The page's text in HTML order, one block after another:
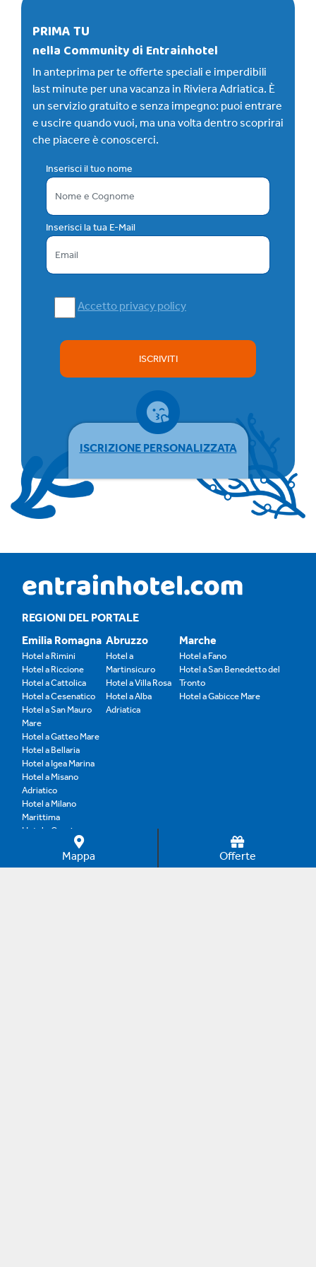
PRIMA TU
nella Community di Entrainhotel
In anteprima per te offerte speciali e imperdibili
last minute per una vacanza in Riviera Adriatica. È
un servizio gratuito e senza impegno: puoi entrare
e uscire quando vuoi, ma una volta dentro scoprirai
che piacere è conoscerci.
Inserisci il tuo nome
Inserisci la tua E-Mail
Accetto privacy policy
ISCRIVITI
ISCRIZIONE PERSONALIZZATA
REGIONI DEL PORTALE
Emilia Romagna
Hotel a Rimini
Hotel a Riccione
Hotel a Cattolica
Hotel a Cesenatico
Hotel a San Mauro
Mare
Hotel a Gatteo Mare
Hotel a Bellaria
Hotel a Igea Marina
Hotel a Misano
Adriatico
Hotel a Milano
Marittima
Hotel a Cervia
Hotel a Lidi ravennati
Abruzzo
Hotel a
Martinsicuro
Hotel a Villa Rosa
Hotel a Alba
Adriatica
Marche
Hotel a Fano
Hotel a San Benedetto del
Tronto
Hotel a Gabicce Mare
SPECIALI A TEMA OFFERTE AZIENDA
Mappa Offerte